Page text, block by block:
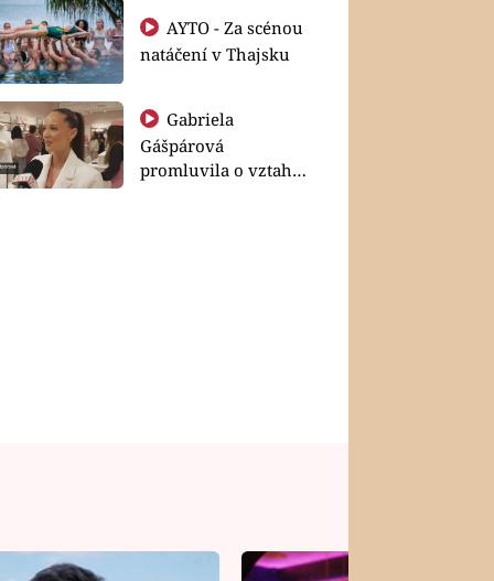
natáčení v Thajsku
Gabriela
Gášpárová
promluvila o vztahu